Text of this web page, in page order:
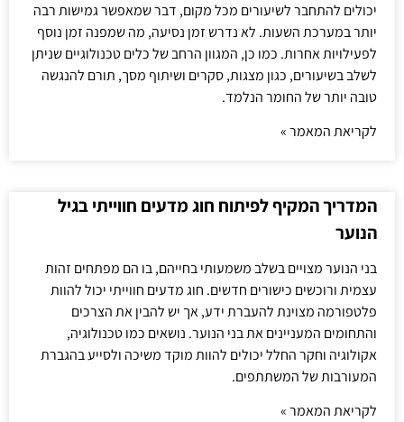
יכולים להתחבר לשיעורים מכל מקום, דבר שמאפשר גמישות רבה
יותר במערכת השעות. לא נדרש זמן נסיעה, מה שמפנה זמן נוסף
לפעילויות אחרות. כמו כן, המגוון הרחב של כלים טכנולוגיים שניתן
לשלב בשיעורים, כגון מצגות, סקרים ושיתוף מסך, תורם להנגשה
טובה יותר של החומר הנלמד.
לקריאת המאמר »
המדריך המקיף לפיתוח חוג מדעים חווייתי בגיל
הנוער
בני הנוער מצויים בשלב משמעותי בחייהם, בו הם מפתחים זהות
עצמית ורוכשים כישורים חדשים. חוג מדעים חווייתי יכול להוות
פלטפורמה מצוינת להעברת ידע, אך יש להבין את הצרכים
והתחומים המעניינים את בני הנוער. נושאים כמו טכנולוגיה,
אקולוגיה וחקר החלל יכולים להוות מוקד משיכה ולסייע בהגברת
המעורבות של המשתתפים.
לקריאת המאמר »